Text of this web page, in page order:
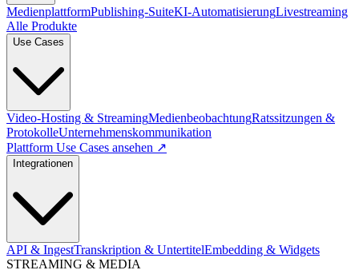
MedienplattformPublishing-SuiteKI-AutomatisierungLivestreaming
Alle Produkte
Use Cases
Video-Hosting & StreamingMedienbeobachtungRatssitzungen &
ProtokolleUnternehmenskommunikation
Plattform Use Cases ansehen ↗
Integrationen
API & IngestTranskription & UntertitelEmbedding & Widgets
STREAMING & MEDIA